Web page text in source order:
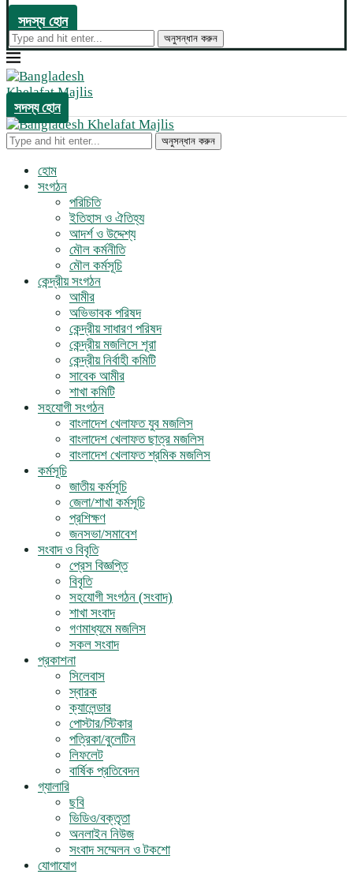
সদস্য হোন
অনুসন্ধান করুন
সদস্য হোন
অনুসন্ধান করুন
হোম
সংগঠন
পরিচিতি
ইতিহাস ও ঐতিহ্য
আদর্শ ও উদ্দেশ্য
মৌল কর্মনীতি
মৌল কর্মসূচি
কেন্দ্রীয় সংগঠন
আমীর
অভিভাবক পরিষদ
কেন্দ্রীয় সাধারণ পরিষদ
কেন্দ্রীয় মজলিসে শূরা
কেন্দ্রীয় নির্বাহী কমিটি
সাবেক আমীর
শাখা কমিটি
সহযোগী সংগঠন
বাংলাদেশ খেলাফত যুব মজলিস
বাংলাদেশ খেলাফত ছাত্র মজলিস
বাংলাদেশ খেলাফত শ্রমিক মজলিস
কর্মসূচি
জাতীয় কর্মসূচি
জেলা/শাখা কর্মসূচি
প্রশিক্ষণ
জনসভা/সমাবেশ
সংবাদ ও বিবৃতি
প্রেস বিজ্ঞপ্তি
বিবৃতি
সহযোগী সংগঠন (সংবাদ)
শাখা সংবাদ
গণমাধ্যমে মজলিস
সকল সংবাদ
প্রকাশনা
সিলেবাস
স্বারক
ক্যালেন্ডার
পোস্টার/স্টিকার
পত্রিকা/বুলেটিন
লিফলেট
বার্ষিক প্রতিবেদন
গ্যালারি
ছবি
ভিডিও/বক্তৃতা
অনলাইন নিউজ
সংবাদ সম্মেলন ও টকশো
যোগাযোগ